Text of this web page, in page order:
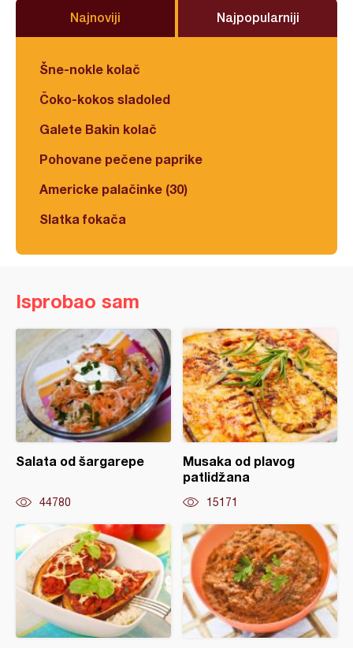
Najnoviji Najpopularniji
Šne-nokle kolač
Čoko-kokos sladoled
Galete Bakin kolač
Pohovane pečene paprike
Americke palačinke (30)
Slatka fokača
Isprobao sam
Salata od šargarepe
44780
Musaka od plavog
patlidžana
15171